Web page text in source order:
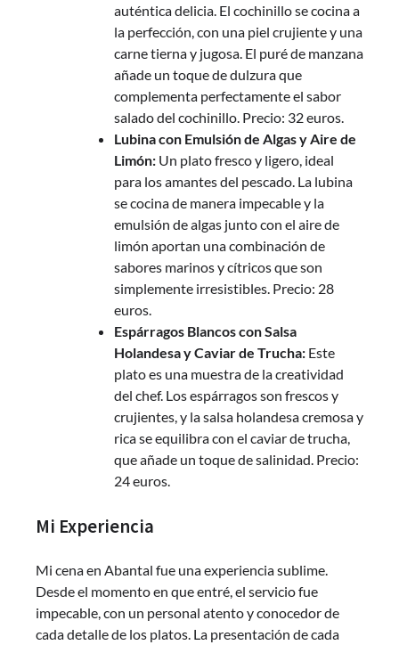
auténtica delicia. El cochinillo se cocina a
la perfección, con una piel crujiente y una
carne tierna y jugosa. El puré de manzana
añade un toque de dulzura que
complementa perfectamente el sabor
salado del cochinillo. Precio: 32 euros.
Lubina con Emulsión de Algas y Aire de
Limón: Un plato fresco y ligero, ideal
para los amantes del pescado. La lubina
se cocina de manera impecable y la
emulsión de algas junto con el aire de
limón aportan una combinación de
sabores marinos y cítricos que son
simplemente irresistibles. Precio: 28
euros.
Espárragos Blancos con Salsa
Holandesa y Caviar de Trucha: Este
plato es una muestra de la creatividad
del chef. Los espárragos son frescos y
crujientes, y la salsa holandesa cremosa y
rica se equilibra con el caviar de trucha,
que añade un toque de salinidad. Precio:
24 euros.
Mi Experiencia
Mi cena en Abantal fue una experiencia sublime.
Desde el momento en que entré, el servicio fue
impecable, con un personal atento y conocedor de
cada detalle de los platos. La presentación de cada